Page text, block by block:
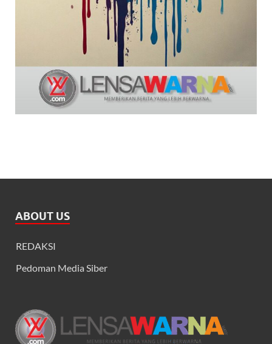
ABOUT US
REDAKSI
Pedoman Media Siber